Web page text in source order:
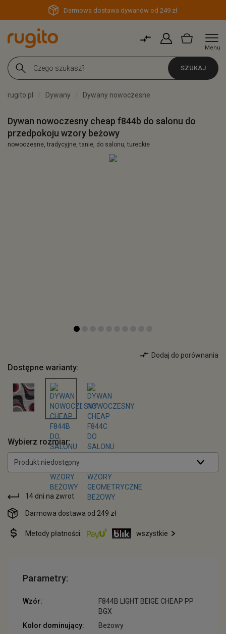
Darmowa dostawa dywanów od 249 zł
Menu
SZUKAJ
rugito.pl Dywany Dywany nowoczesne
Dywan nowoczesny cheap f844b do salonu do
przedpokoju wzory beżowy
nowoczesne, tradycyjne, tanie, do salonu, tureckie
Dodaj do porównania
Dostępne warianty:
Wybierz rozmiar:
Produkt niedostępny
14 dni na zwrot
Darmowa dostawa od 249 zł
Metody płatności: wszystkie
Parametry:
Wzór:
F844B LIGHT BEIGE CHEAP PP
BGX
Kolor dominujący:
Beżowy